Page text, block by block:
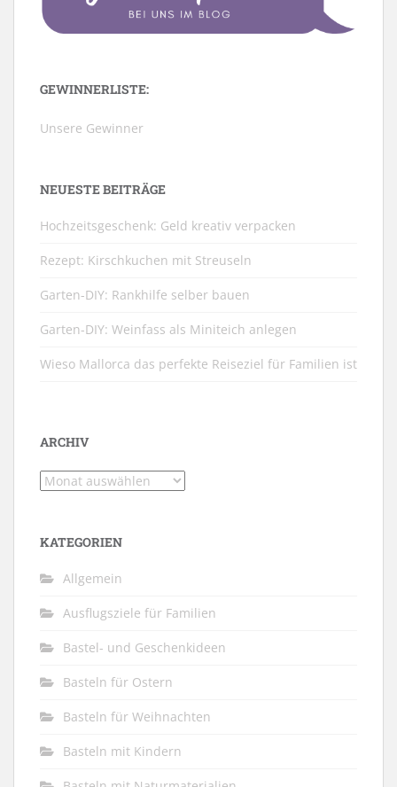
GEWINNERLISTE:
Unsere Gewinner
NEUESTE BEITRÄGE
Hochzeitsgeschenk: Geld kreativ verpacken
Rezept: Kirschkuchen mit Streuseln
Garten-DIY: Rankhilfe selber bauen
Garten-DIY: Weinfass als Miniteich anlegen
Wieso Mallorca das perfekte Reiseziel für Familien ist
ARCHIV
Archiv
KATEGORIEN
Allgemein
Ausflugsziele für Familien
Bastel- und Geschenkideen
Basteln für Ostern
Basteln für Weihnachten
Basteln mit Kindern